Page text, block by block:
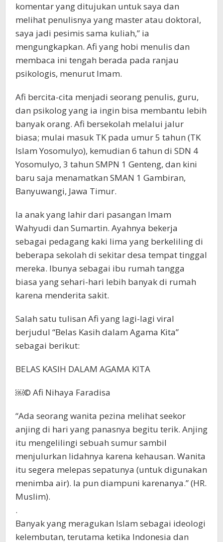
komentar yang ditujukan untuk saya dan
melihat penulisnya yang master atau doktoral,
saya jadi pesimis sama kuliah,” ia
mengungkapkan. Afi yang hobi menulis dan
membaca ini tengah berada pada ranjau
psikologis, menurut Imam.
Afi bercita-cita menjadi seorang penulis, guru,
dan psikolog yang ia ingin bisa membantu lebih
banyak orang. Afi bersekolah melalui jalur
biasa; mulai masuk TK pada umur 5 tahun (TK
Islam Yosomulyo), kemudian 6 tahun di SDN 4
Yosomulyo, 3 tahun SMPN 1 Genteng, dan kini
baru saja menamatkan SMAN 1 Gambiran,
Banyuwangi, Jawa Timur.
Ia anak yang lahir dari pasangan Imam
Wahyudi dan Sumartin. Ayahnya bekerja
sebagai pedagang kaki lima yang berkeliling di
beberapa sekolah di sekitar desa tempat tinggal
mereka. Ibunya sebagai ibu rumah tangga
biasa yang sehari-hari lebih banyak di rumah
karena menderita sakit.
Salah satu tulisan Afi yang lagi-lagi viral
berjudul “Belas Kasih dalam Agama Kita”
sebagai berikut:
BELAS KASIH DALAM AGAMA KITA
￼© Afi Nihaya Faradisa
“Ada seorang wanita pezina melihat seekor
anjing di hari yang panasnya begitu terik. Anjing
itu mengelilingi sebuah sumur sambil
menjulurkan lidahnya karena kehausan. Wanita
itu segera melepas sepatunya (untuk digunakan
menimba air). Ia pun diampuni karenanya.” (HR.
Muslim).
.
Banyak yang meragukan Islam sebagai ideologi
kelembutan, terutama ketika Indonesia dan